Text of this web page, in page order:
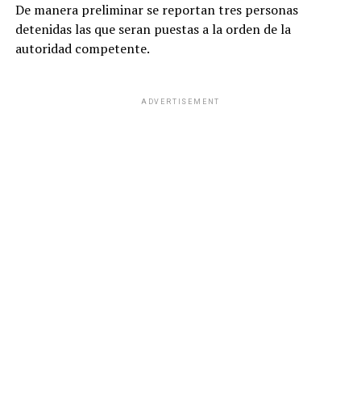
De manera preliminar se reportan tres personas
detenidas las que seran puestas a la orden de la
autoridad competente.
ADVERTISEMENT